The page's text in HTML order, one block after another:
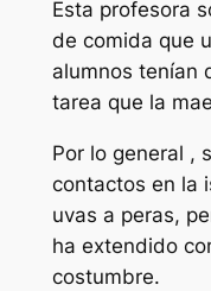
Esta profesora
de comida que
alumnos tenían
tarea que la
Por lo general ,
contactos en la
uvas a peras,
ha extendido
costumbre.